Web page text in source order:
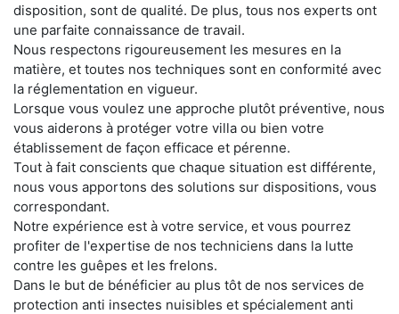
disposition, sont de qualité. De plus, tous nos experts ont
une parfaite connaissance de travail.
Nous respectons rigoureusement les mesures en la
matière, et toutes nos techniques sont en conformité avec
la réglementation en vigueur.
Lorsque vous voulez une approche plutôt préventive, nous
vous aiderons à protéger votre villa ou bien votre
établissement de façon efficace et pérenne.
Tout à fait conscients que chaque situation est différente,
nous vous apportons des solutions sur dispositions, vous
correspondant.
Notre expérience est à votre service, et vous pourrez
profiter de l'expertise de nos techniciens dans la lutte
contre les guêpes et les frelons.
Dans le but de bénéficier au plus tôt de nos services de
protection anti insectes nuisibles et spécialement anti